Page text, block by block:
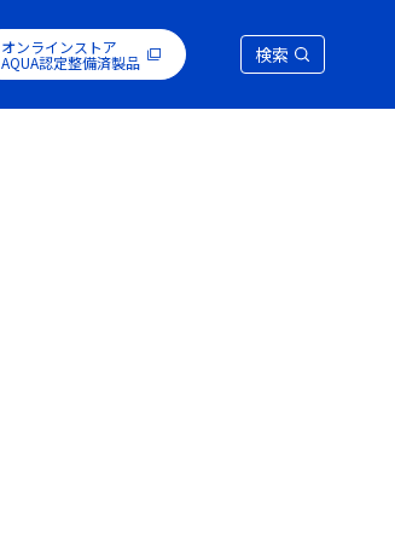
オンラインストア
AQUA認定整備済製品 検索